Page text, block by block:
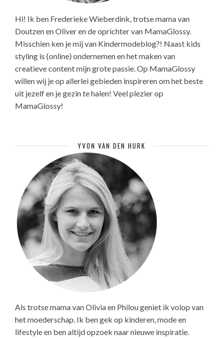
Hi! Ik ben Frederieke Wieberdink, trotse mama van
Doutzen en Oliver en de oprichter van MamaGlossy.
Misschien ken je mij van Kindermodeblog?! Naast kids
styling is (online) ondernemen en het maken van
creatieve content mijn grote passie. Op MamaGlossy
willen wij je op allerlei gebieden inspireren om het beste
uit jezelf en je gezin te halen! Veel plezier op
MamaGlossy!
YVON VAN DEN HURK
Als trotse mama van Olivia en Philou geniet ik volop van
het moederschap. Ik ben gek op kinderen, mode en
lifestyle en ben altijd opzoek naar nieuwe inspiratie.